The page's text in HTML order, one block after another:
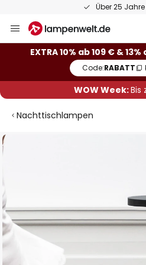
Über 25
Inhalt
springen
EXTRA 10% ab 109 € & 13%
Code:RABATT
WOW Week:Bis
Nachttischlampen
Zum
Ende
Bildgalerie
springen